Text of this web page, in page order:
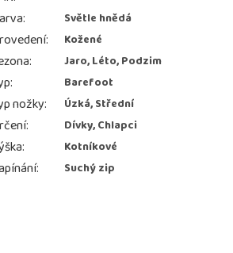
: Světle hnědá
: Kožené
: Jaro, Léto, Podzim
: Barefoot
nožky: Úzká, Střední
: Dívky, Chlapci
: Kotníkové
: Suchý zip